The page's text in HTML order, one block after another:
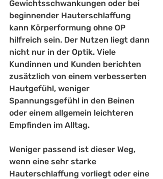
Gewichtsschwankungen oder bei
beginnender Hauterschlaffung
kann Körperformung ohne OP
hilfreich sein. Der Nutzen liegt dann
nicht nur in der Optik. Viele
Kundinnen und Kunden berichten
zusätzlich von einem verbesserten
Hautgefühl, weniger
Spannungsgefühl in den Beinen
oder einem allgemein leichteren
Empfinden im Alltag.
Weniger passend ist dieser Weg,
wenn eine sehr starke
Hauterschlaffung vorliegt oder eine